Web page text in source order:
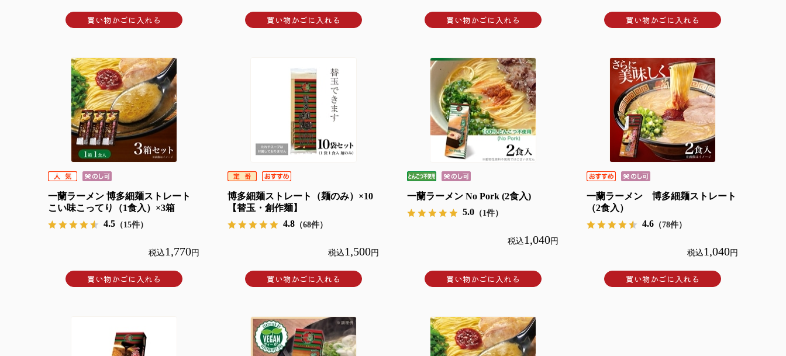
買い物かごに入れる 買い物かごに入れる 買い物かごに入れる 買い物かごに入れる
一蘭ラーメン 博多細麺ストレート
こい味こってり（1食入）×3箱
4.5 （15件）
税込1,770円
買い物かごに入れる
博多細麺ストレート（麺のみ）×10
【替玉・創作麺】
4.8 （68件）
税込1,500円
買い物かごに入れる
一蘭ラーメン No Pork (2食入)
5.0 （1件）
税込1,040円
買い物かごに入れる
一蘭ラーメン 博多細麺ストレート
（2食入）
4.6 （78件）
税込1,040円
買い物かごに入れる